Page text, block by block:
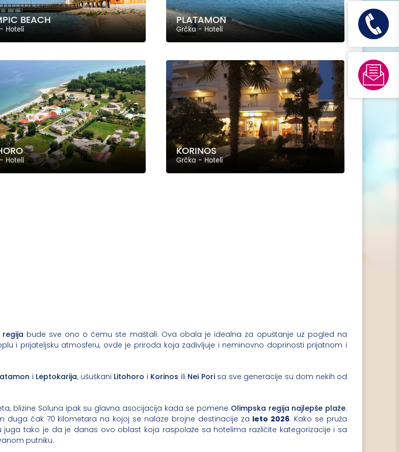
BEACH
Hoteli
PLATAMON
Grčka - Hoteli
Hoteli
KORINOS
Grčka - Hoteli
regija bude sve ono o čemu ste maštali. Ova obala je idealna za opuštanje uz pogled na
i prijateljsku atmosferu, ovde je priroda koja zadivljuje i neminovno doprinosti prijatnom i
i Leptokarija, ušuškani Litohoro i Korinos ili Nei Porisa sve generacije su dom nekih od
blizine Soluna ipak su glavna asocijacija kada se pomene Olimpska regija najlepše plaže.
duga čak 70 kilometara na kojoj se nalaze brojne destinacije za leto 2026. Kako se pruža
juga tako je da je danas ovo oblast koja raspolaže sa hotelima različite kategorizacije i sa
putniku.